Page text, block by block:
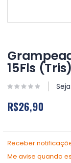
para
o
início
Galeria
imagens
15Fls (Tris)
R$26,90
Receber
Me avise quando